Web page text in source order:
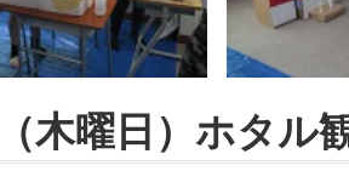
木曜日）ホタル